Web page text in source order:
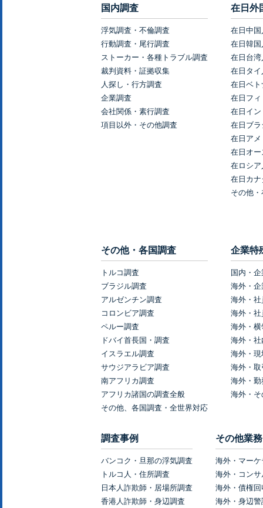
国内調査
浮気調査・不倫調査
行動調査・尾行調査
ストーカー・各種トラブル調査
裁判資料・証拠収集
人探し・行方調査
企業調査
会社関係・素行調査
項目以外・その他調査
在日外
在日中
在日韓
在日台
在日タ
在日ベ
在日フ
在日イ
在日ブ
在日ア
在日オ
在ロシ
在日カ
その他
その他・各国調査
トルコ調査
ブラジル調査
アルゼンチン調査
コロンビア調査
ペルー調査
ドバイ首長国・調査
イスラエル調査
サウジアラビア調査
南アフリカ調査
アフリカ諸国の調査全般
その他、各国調査・全世界対応
企業特
国内・
海外・
海外・
海外・
海外・
海外・
海外・
海外・
海外・
海外・
調査事例
バンコク・旦那の浮気調査
トルコ人・住所調査
日本人詐欺師・居場所調査
香港人詐欺師・身辺調査
その他業
海外・マー
海外・コン
海外・債権
海外・身辺警